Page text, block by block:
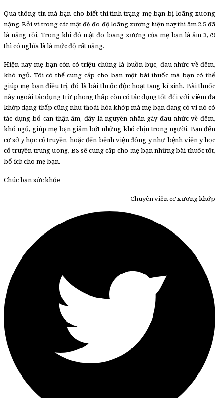
Qua thông tin mà bạn cho biết thì tình trạng mẹ bạn bị loãng xương
nặng. Bởi vì trong các mật độ đo độ loãng xương hiện nay thì âm 2,5 đã
là nặng rồi, Trong khi đó mật đo loãng xương của mẹ bạn là âm 3,79
thì có nghĩa là là mức độ rất nặng.
Hiện nay mẹ bạn còn có triệu chứng là buồn bực, đau nhức về đêm,
khó ngủ. Tôi có thể cung cấp cho bạn một bài thuốc mà bạn có thể
giúp mẹ bạn điều trị, đó là bài thuốc độc hoạt tang kí sinh. Bài thuốc
này ngoài tác dụng trừ phong thấp còn có tác dụng tốt đối với viêm đa
khớp dạng thấp cũng như thoái hóa khớp mà mẹ bạn đang có vì nó có
tác dụng bổ can thận âm, đây là nguyên nhân gây đau nhức về đêm,
khó ngủ, giúp mẹ bạn giảm bớt những khó chịu trong người. Bạn đến
cơ sở y học cổ truyền, hoặc đến bệnh viện đông y như bệnh viện y học
cổ truyền trung ương, BS sẽ cung cấp cho mẹ bạn những bài thuốc tốt,
bổ ích cho mẹ bạn.
Chúc bạn sức khỏe
Chuyên viên cơ xương khớp